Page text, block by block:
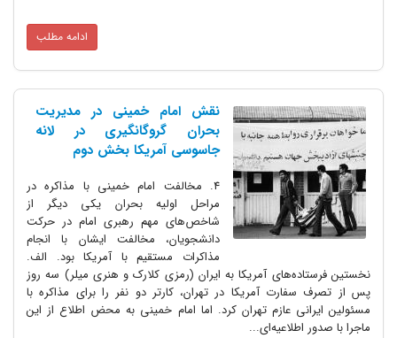
ادامه مطلب
نقش امام خمینی در مدیریت
بحران گروگانگیری در لانه
جاسوسی آمریکا بخش دوم
4. مخالفت امام خمینی با مذاکره در
مراحل اولیه بحران یکی دیگر از
شاخص‌های مهم رهبری امام در حرکت
دانشجویان، مخالفت ایشان با انجام
مذاکرات مستقیم با آمریکا بود. الف.
نخستین فرستاده‌های آمریکا به ایران (رمزی کلارک و هنری میلر) سه روز
پس از تصرف سفارت آمریکا در تهران، کارتر دو نفر را برای مذاکره با
مسئولین ایرانی عازم تهران کرد. اما امام خمینی به محض اطلاع از این
ماجرا با صدور اطلاعیه‌ای...